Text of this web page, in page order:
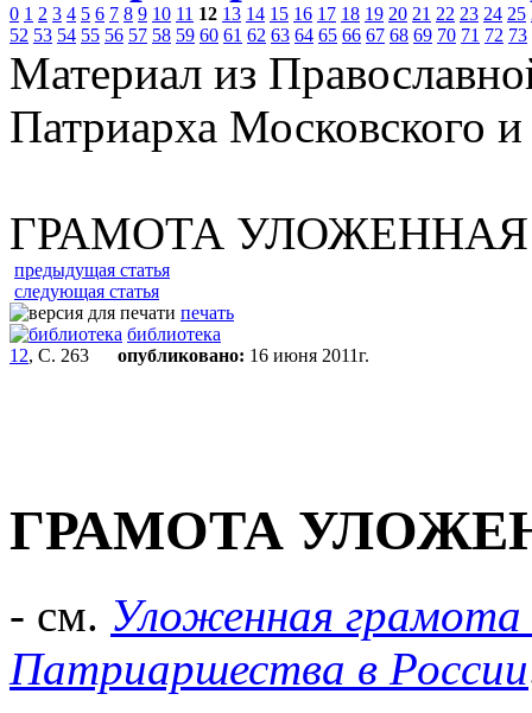
0 1 2 3 4 5 6 7 8 9 10 11 12 13 14 15 16 17 18 19 20 21 22 23 24 25
52 53 54 55 56 57 58 59 60 61 62 63 64 65 66 67 68 69 70 71 72 73
Материал из
Патриарха Московского
ГРАМОТА УЛОЖЕННАЯ
предыдущая статья
следующая статья
печать
библиотека
12, С. 263 опубликовано: 16 июня 2011г.
ГРАМОТА
- см. Уложенная
Патриаршества в России